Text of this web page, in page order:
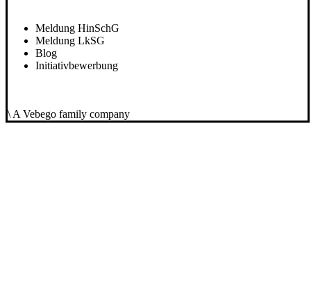
Meldung HinSchG
Meldung LkSG
Blog
Initiativbewerbung
\ A Vebego family company